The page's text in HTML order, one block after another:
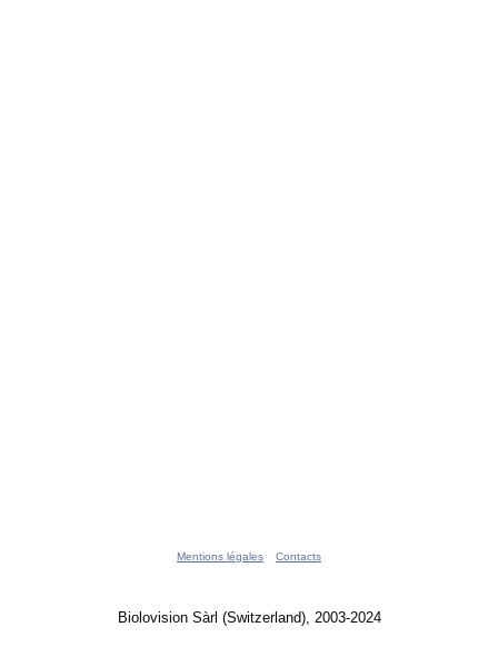
Mentions légales Contacts
Biolovision Sàrl (Switzerland), 2003-2024